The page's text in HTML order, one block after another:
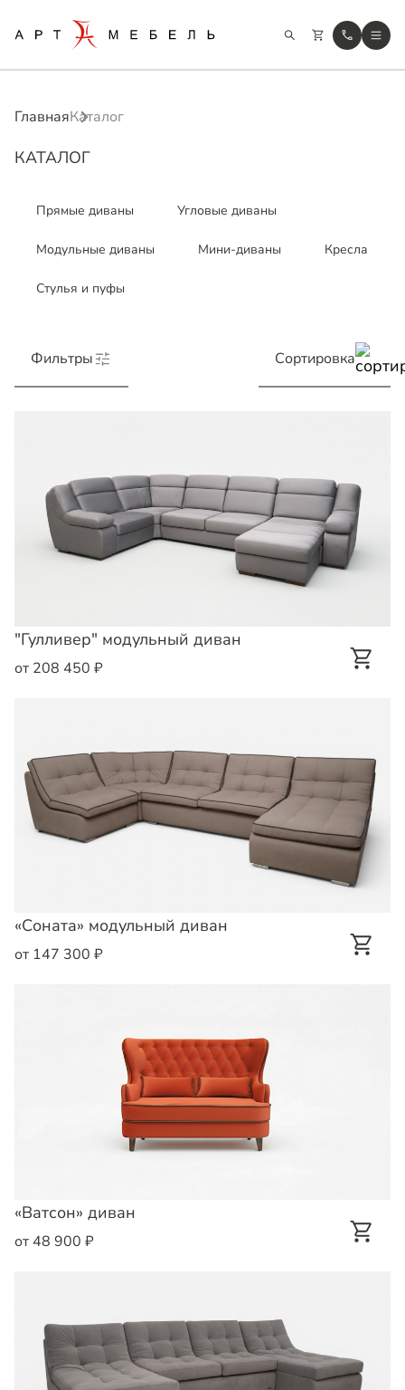
ГлавнаяКаталог
КАТАЛОГ
Прямые диваны Угловые диваны
Модульные диваны Мини-диваны Кресла
Стулья и пуфы
Фильтры Сортировка
"Гулливер" модульный диван
от 208 450 ₽
«Соната» модульный диван
от 147 300 ₽
«Ватсон» диван
от 48 900 ₽